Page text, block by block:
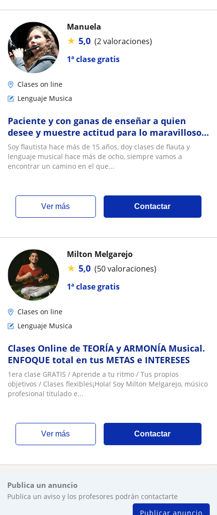
1ª clase gratis
Manuela
★ 5,0 (2 valoraciones)
Clases on line
Lenguaje Musica
Paciente y con ganas de enseñar a quien
desee y muestre actitud para lo maravilloso
que es la música
Soy flautista hace más de 15 años, doy clases de flauta y
lenguaje musical hace más de ocho, siempre vamos a
encontrar un camino en el que...
ver más Contactar
1ª clase gratis
Milton Melgarejo
★ 5,0 (50 valoraciones)
Clases on line
Lenguaje Musica
Clases Online de TEORÍA y ARMONÍA Musical.
ENFOQUE total en tus METAS e INTERESES
1era clase GRATIS / Aprende a tu ritmo / Tus propios
objetivos / Clases flexibles¡Hola! Soy Milton Melgarejo, músico
profesional titulado e...
ver más Contactar
Publica un anuncio
Publica un aviso y los profesores podrán contactarte
Publicar anuncio